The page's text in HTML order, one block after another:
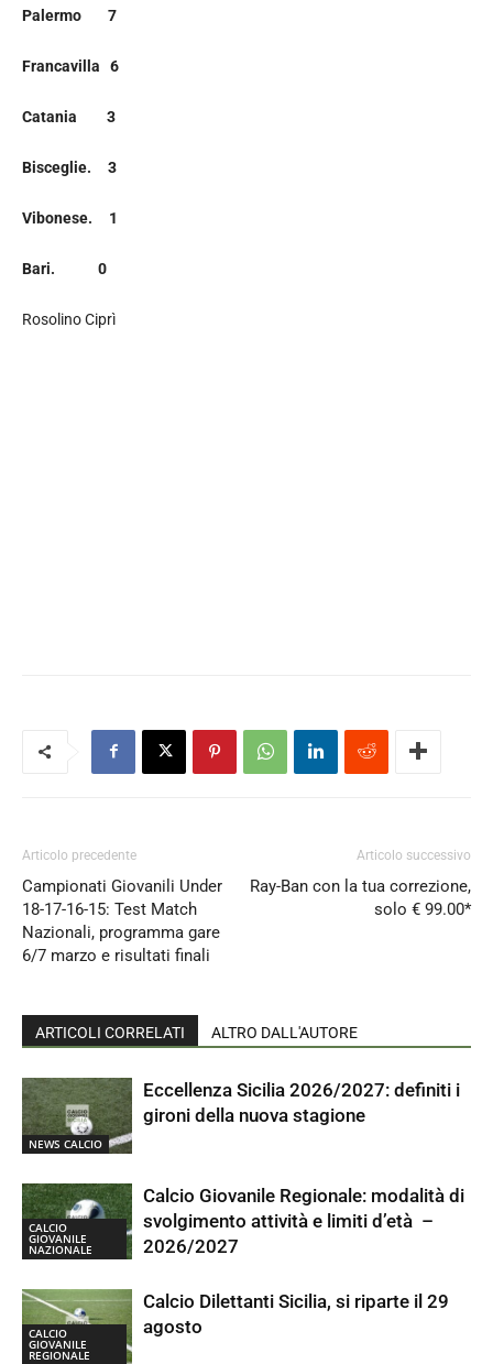
Palermo 7
Francavilla 6
Catania 3
Bisceglie. 3
Vibonese. 1
Bari. 0
Rosolino Ciprì
Articolo precedente
Campionati Giovanili Under
18-17-16-15: Test Match
Nazionali, programma gare
6/7 marzo e risultati finali
Articolo successivo
Ray-Ban con la tua correzione,
solo € 99.00*
ARTICOLI CORRELATI ALTRO DALL'AUTORE
NEWS CALCIO
Eccellenza Sicilia 2026/2027: definiti i
gironi della nuova stagione
CALCIO
GIOVANILE
NAZIONALE
Calcio Giovanile Regionale: modalità di
svolgimento attività e limiti d’età –
2026/2027
CALCIO
GIOVANILE
REGIONALE
Calcio Dilettanti Sicilia, si riparte il 29
agosto